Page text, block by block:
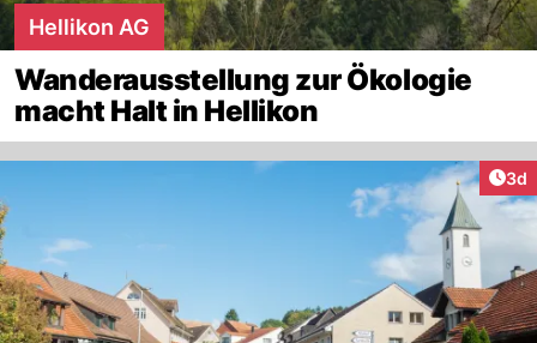
Hellikon AG
Wanderausstellung zur Ökologie
macht Halt in Hellikon
3d